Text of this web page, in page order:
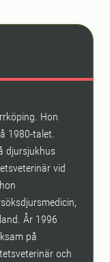
Hon
1980-talet.
djursjukhus
vid
År 1996
på
och